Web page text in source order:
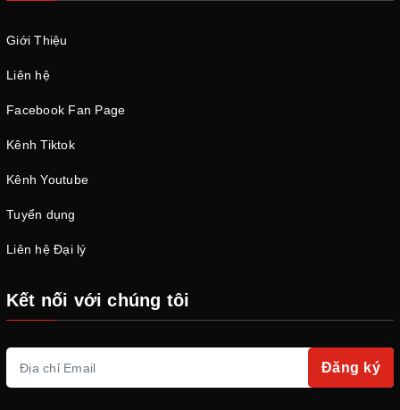
Giới Thiệu
Liên hệ
Facebook Fan Page
Kênh Tiktok
Kênh Youtube
Tuyển dụng
Liên hệ Đại lý
Kết nối với chúng tôi
Đăng ký